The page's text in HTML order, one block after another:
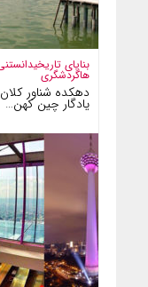
بنایای تاریخی
هاگردشگری
دهکده شناور
یادگار چین کهن…